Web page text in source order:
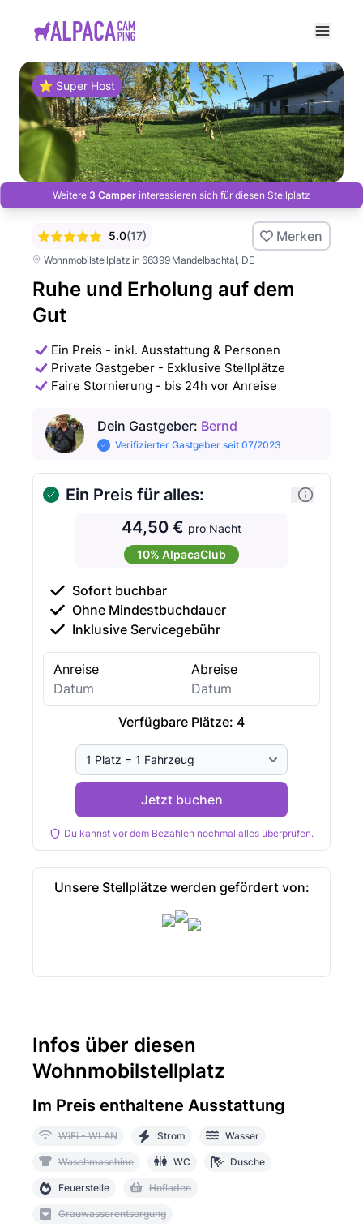
⭐ Super Host
Weitere 3 Camper interessieren sich für diesen Stellplatz
Wohnmobilstellplatz in 66399 Mandelbachtal, DE
Ruhe und Erholung auf dem
Gut
5.0(17) Merken
Ein Preis - inkl. Ausstattung & Personen
Private Gastgeber - Exklusive Stellplätze
Faire Stornierung - bis 24h vor Anreise
Dein Gastgeber: Bernd
Verifizierter Gastgeber seit 07/2023
Ein Preis für alles:
44,50 € pro Nacht
10% AlpacaClub
Sofort buchbar
Ohne Mindestbuchdauer
Inklusive Servicegebühr
Anreise Abreise
Verfügbare Plätze: 4
Jetzt buchen
Du kannst vor dem Bezahlen nochmal alles überprüfen.
Unsere Stellplätze werden gefördert von:
Infos über diesen
Wohnmobilstellplatz
Im Preis enthaltene Ausstattung
WiFi - WLAN Strom Wasser
Waschmaschine WC Dusche
Feuerstelle Hofladen
Grauwasserentsorgung